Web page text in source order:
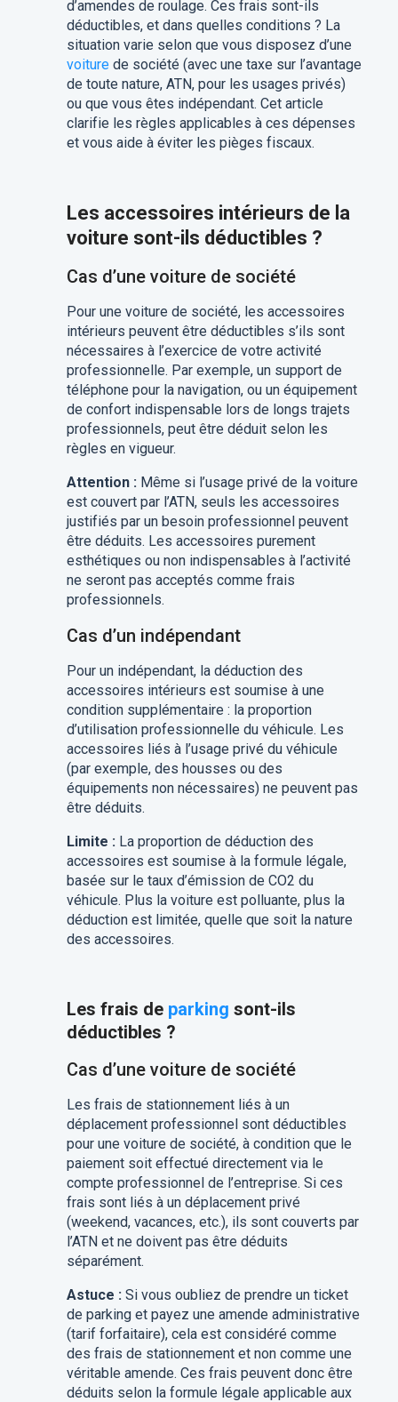
d’amendes de roulage. Ces frais sont-ils
déductibles, et dans quelles conditions ? La
situation varie selon que vous disposez d’une
voiturede société (avec une taxe sur l’avantage
de toute nature, ATN, pour les usages privés)
ou que vous êtes indépendant. Cet article
clarifie les règles applicables à ces dépenses
et vous aide à éviter les pièges fiscaux.
Les accessoires intérieurs de la
voiture sont-ils déductibles ?
Cas d’une voiture de société
Pour une voiture de société, les accessoires
intérieurs peuvent être déductibles s’ils sont
nécessaires à l’exercice de votre activité
professionnelle. Par exemple, un support de
téléphone pour la navigation, ou un équipement
de confort indispensable lors de longs trajets
professionnels, peut être déduit selon les
règles en vigueur.
Attention : Même si l’usage privé de la voiture
est couvert par l’ATN, seuls les accessoires
justifiés par un besoin professionnel peuvent
être déduits. Les accessoires purement
esthétiques ou non indispensables à l’activité
ne seront pas acceptés comme frais
professionnels.
Cas d’un indépendant
Pour un indépendant, la déduction des
accessoires intérieurs est soumise à une
condition supplémentaire : la proportion
d’utilisation professionnelle du véhicule. Les
accessoires liés à l’usage privé du véhicule
(par exemple, des housses ou des
équipements non nécessaires) ne peuvent pas
être déduits.
Limite : La proportion de déduction des
accessoires est soumise à la formule légale,
basée sur le taux d’émission de CO2 du
véhicule. Plus la voiture est polluante, plus la
déduction est limitée, quelle que soit la nature
des accessoires.
Les frais de parking sont-ils
déductibles ?
Cas d’une voiture de société
Les frais de stationnement liés à un
déplacement professionnel sont déductibles
pour une voiture de société, à condition que le
paiement soit effectué directement via le
compte professionnel de l’entreprise. Si ces
frais sont liés à un déplacement privé
(weekend, vacances, etc.), ils sont couverts par
l’ATN et ne doivent pas être déduits
séparément.
Astuce : Si vous oubliez de prendre un ticket
de parking et payez une amende administrative
(tarif forfaitaire), cela est considéré comme
des frais de stationnement et non comme une
véritable amende. Ces frais peuvent donc être
déduits selon la formule légale applicable aux